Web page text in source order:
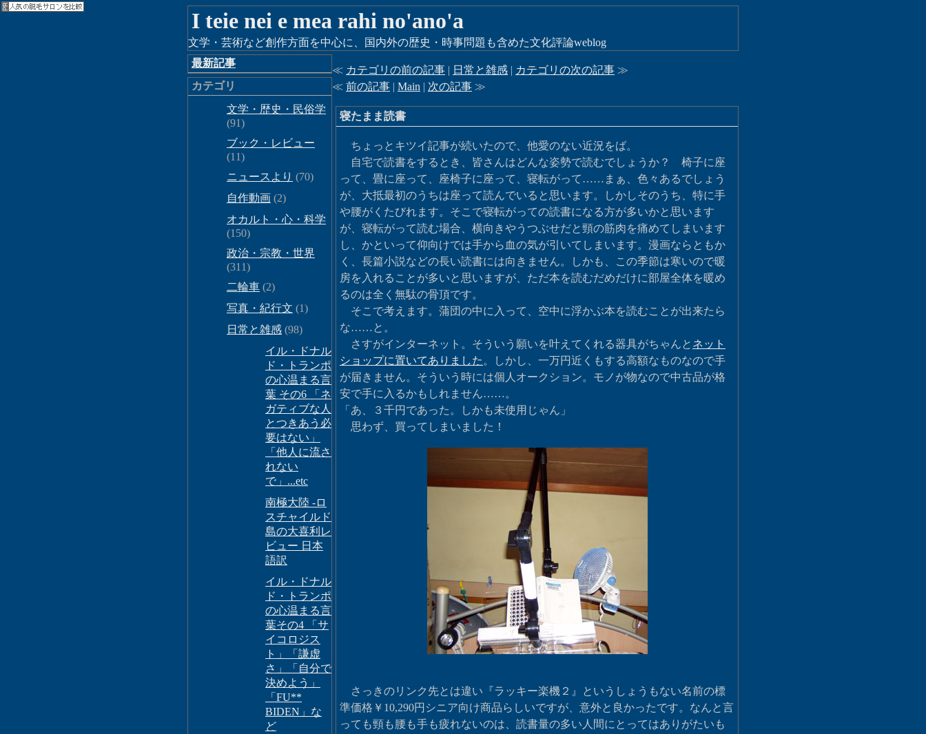
I teie nei e mea rahi no'ano'a
文学・芸術など創作方面を中心に、国内外の歴史・時事問題も含めた文化評論weblog
最新記事
カテゴリ
文学・歴史・民俗学
(91)
ブック・レビュー
(11)
ニュースより (70)
自作動画 (2)
オカルト・心・科学
(150)
政治・宗教・世界
(311)
二輪車 (2)
写真・紀行文 (1)
日常と雑感 (98)
イル・ドナル
ド・トランポ
の心温まる言
葉 その6 「ネ
ガティブな人
とつきあう必
要はない」
「他人に流さ
れない
で」...etc
南極大陸 -ロ
スチャイルド
島の大喜利レ
ビュー 日本
語訳
イル・ドナル
ド・トランポ
の心温まる言
葉その4 「サ
イコロジス
ト」「謙虚
さ」「自分で
決めよう」
「FU**
BIDEN」な
ど
≪ カテゴリの前の記事 | 日常と雑感 | カテゴリの次の記事 ≫
≪ 前の記事 | Main | 次の記事 ≫
寝たまま読書
ちょっとキツイ記事が続いたので、他愛のない近況をば。
自宅で読書をするとき、皆さんはどんな姿勢で読むでしょうか？ 椅子に座
って、畳に座って、座椅子に座って、寝転がって……まぁ、色々あるでしょう
が、大抵最初のうちは座って読んでいると思います。しかしそのうち、特に手
や腰がくたびれます。そこで寝転がっての読書になる方が多いかと思います
が、寝転がって読む場合、横向きやうつぶせだと頸の筋肉を痛めてしまいます
し、かといって仰向けでは手から血の気が引いてしまいます。漫画ならともか
く、長篇小説などの長い読書には向きません。しかも、この季節は寒いので暖
房を入れることが多いと思いますが、ただ本を読むだめだけに部屋全体を暖め
るのは全く無駄の骨頂です。
そこで考えます。蒲団の中に入って、空中に浮かぶ本を読むことが出来たら
な……と。
さすがインターネット。そういう願いを叶えてくれる器具がちゃんと ネット
ショップに置いてありました 。しかし、一万円近くもする高額なものなので手
が届きません。そういう時には個人オークション。モノが物なので中古品が格
安で手に入るかもしれません……。
「あ、３千円であった。しかも未使用じゃん」
思わず、買ってしまいました！
さっきのリンク先とは違い『ラッキー楽機２』というしょうもない名前の標
準価格￥10,290円シニア向け商品らしいですが、意外と良かったです。なんと言
っても頸も腰も手も疲れないのは、読書量の多い人間にとってはありがたいも